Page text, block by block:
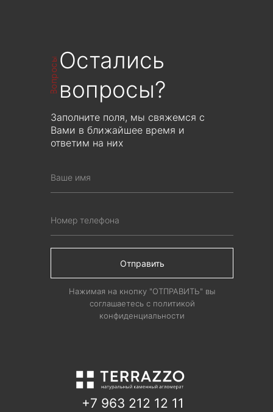
ВопросыОстались
вопросы?
Отправить
Заполните поля, мы свяжемся с
Вами в ближайшее время и
ответим на них
+7 963 212 12 11
Нажимая на кнопку "ОТПРАВИТЬ" вы
соглашаетесь с политикой
конфиденциальности